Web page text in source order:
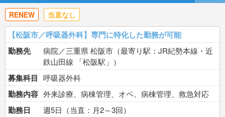
RENEW 当直なし
【松阪市／呼吸器外科】専門に特化した勤務が可能
勤務先
病院／三重県 松阪市（最寄り駅：JR紀勢本線・近
鉄山田線 「松阪駅」）
募集科目 呼吸器外科
勤務内容 外来診療、病棟管理、オペ、病棟管理、救急対応
勤務日 週5日（当直：月2～3回）